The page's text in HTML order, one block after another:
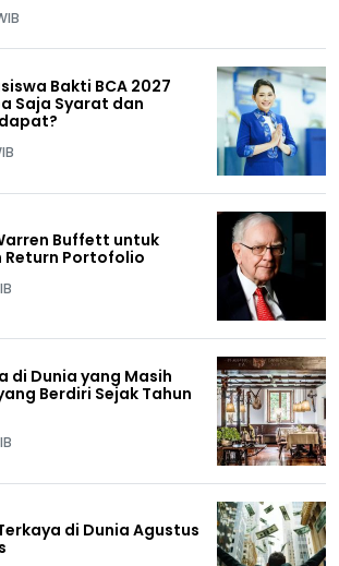
Bakti BCA 2027
Saja Syarat dan
Buffett untuk
Portofolio
di Dunia yang Masih
Berdiri Sejak Tahun
di Dunia Agustus